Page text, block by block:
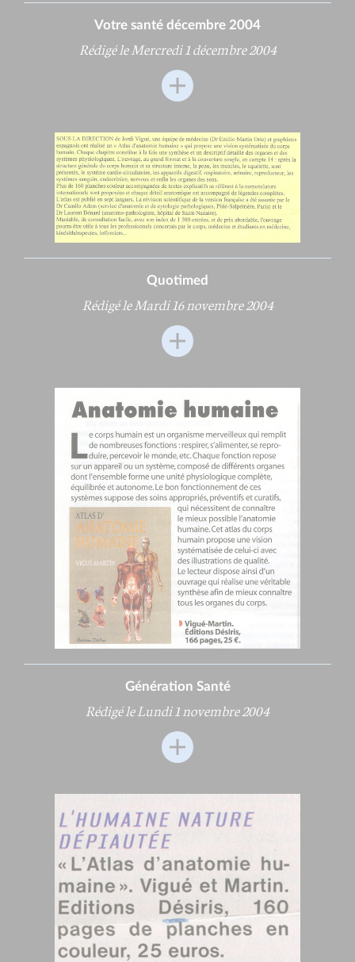
Votre santé décembre 2004
Rédigé le Mercredi 1 décembre 2004
Quotimed
Rédigé le Mardi 16 novembre 2004
Génération Santé
Rédigé le Lundi 1 novembre 2004